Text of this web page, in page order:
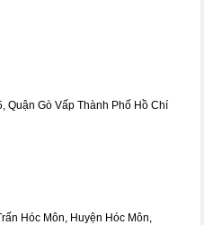
Quận Gò Vấp Thành Phố Hồ Chí
Hóc Môn, Huyện Hóc Môn,